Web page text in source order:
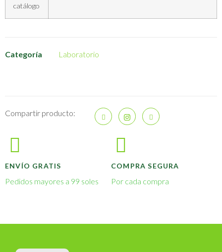
catálogo
Categoría Laboratorio
Compartir producto:
ENVÍO GRATIS
Pedidos mayores a 99 soles
COMPRA SEGURA
Por cada compra